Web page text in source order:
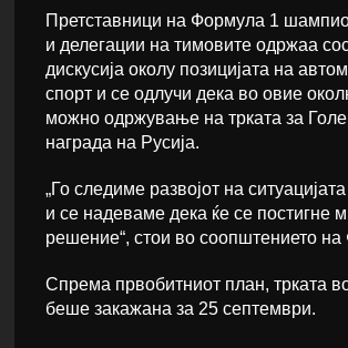
Претставници на Формула 1
и делегации на тимовите одржаа
дискусија околу позицијата на
спорт и се одлучи дека во овие
можно одржување на трката за
награда на Русија.
„Го следиме развојот на
и се надеваме дека ќе се постигне
решение“, стои во соопштението на
Спрема првобитниот план, трката
беше закажана за 25 септември.